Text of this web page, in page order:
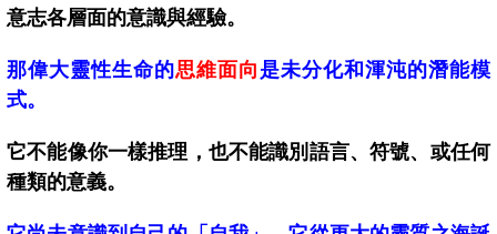
意志各層面的意識與經驗。
那偉大靈性生命的思維面向 是未分化和渾沌的潛能模
式。
它不能像你一樣推理，也不能識別語言、符號、或任何
種類的意義。